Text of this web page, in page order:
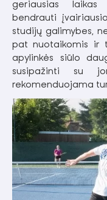
geriausias laikas
bendrauti
studijų galimybes,
pat nuotaikomis ir
apylinkės siūlo
susipažinti su
rekomenduojama